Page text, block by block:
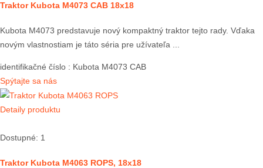
Traktor Kubota M4073 CAB 18x18
Kubota M4073 predstavuje nový kompaktný traktor tejto rady. Vďaka
novým vlastnostiam je táto séria pre užívateľa ...
identifikačné číslo : Kubota M4073 CAB
Spýtajte sa nás
Detaily produktu
Dostupné: 1
Traktor Kubota M4063 ROPS, 18x18